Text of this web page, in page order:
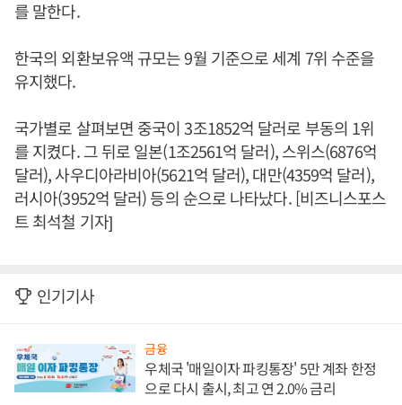
를 말한다.
한국의 외환보유액 규모는 9월 기준으로 세계 7위 수준을
유지했다.
국가별로 살펴보면 중국이 3조1852억 달러로 부동의 1위
를 지켰다. 그 뒤로 일본(1조2561억 달러), 스위스(6876억
달러), 사우디아라비아(5621억 달러), 대만(4359억 달러),
러시아(3952억 달러) 등의 순으로 나타났다. [비즈니스포스
트 최석철 기자]
인기기사
금융
우체국 '매일이자 파킹통장' 5만 계좌 한정
으로 다시 출시, 최고 연 2.0% 금리